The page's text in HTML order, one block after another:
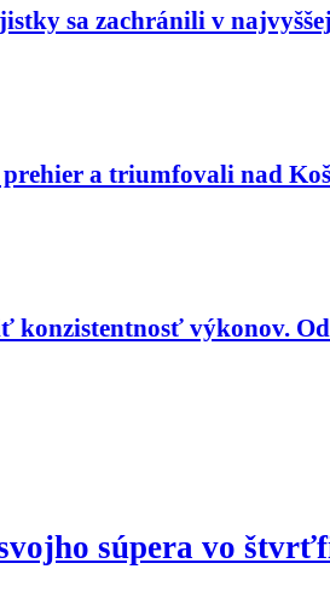
sa zachránili v
a triumfovali nad
konzistentnosť výkonov.
súpera vo